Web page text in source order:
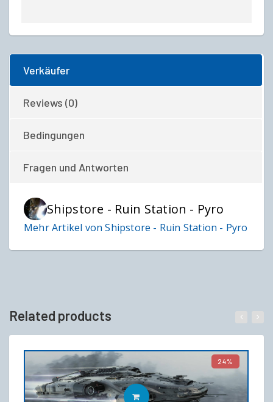
Verkäufer
Reviews (0)
Bedingungen
Fragen und Antworten
Shipstore - Ruin Station - Pyro
Mehr Artikel von Shipstore - Ruin Station - Pyro
Related products
24%
IN DEN WARENKORB